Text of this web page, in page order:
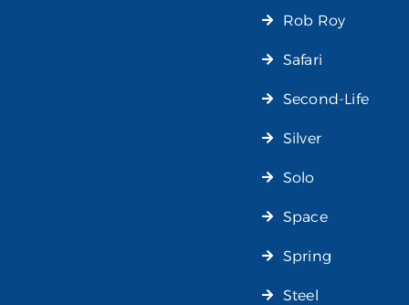
Rob Roy
Safari
Second-Life
Silver
Solo
Space
Spring
Steel